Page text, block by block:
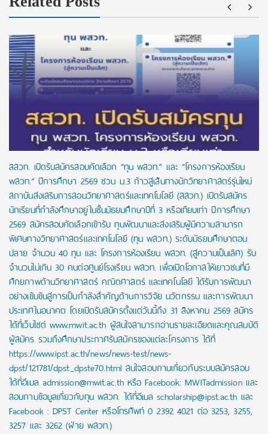
สสวท. เปิดรับสมัครสอบคัดเลือก “ทุน พสวท.” และ “โครงการห้องเรียน
พสวท.” ปีการศึกษา 2569 ชวน ม.3 ก้าวสู่เส้นทางนักวิทยาศาสตร์รุ่นใหม่
สถาบันส่งเสริมการสอนวิทยาศาสตร์และเทคโนโลยี (สสวท.) เปิดรับสมัคร
นักเรียนที่กำลังศึกษาอยู่ในชั้นมัธยมศึกษาปีที่ 3 หรือเทียบเท่า ปีการศึกษา
2569 สมัครสอบคัดเลือกเข้ารับ ทุนพัฒนาและส่งเสริมผู้มีความสามารถ
พิเศษทางวิทยาศาสตร์และเทคโนโลยี (ทุน พสวท.) ระดับมัธยมศึกษาตอน
ปลาย จำนวน 40 ทุน และ โครงการห้องเรียน พสวท. (สู่ความเป็นเลิศ) รับ
จำนวนไม่เกิน 30 คนต่อศูนย์โรงเรียน พสวท. เพื่อเปิดโอกาสให้เยาวชนที่มี
ศักยภาพด้านวิทยาศาสตร์ คณิตศาสตร์ และเทคโนโลยี ได้รับการพัฒนา
อย่างเข้มข้นสู่การเป็นกำลังสำคัญด้านการวิจัย นวัตกรรม และการพัฒนา
ประเทศในอนาคต โดยเปิดรับสมัครตั้งแต่วันนี้ถึง 31 สิงหาคม 2569 สมัคร
ได้ที่เว็บไซต์ www.mwit.ac.th ผู้สนใจสามารถอ่านรายละเอียดและคุณสมบัติ
ผู้สมัคร รวมถึงศึกษาประกาศรับสมัครของแต่ละโครงการ ได้ที่
https://www.ipst.ac.th/news/news-test/news-
dpst/121781/dpst_dpste70.html สนใจสอบถามเกี่ยวกับระบบสมัครสอบ
ได้ที่อีเมล admission@mwit.ac.th หรือ Facebook: MWITadmission และ
สอบถามข้อมูลเกี่ยวกับทุน พสวท. ได้ที่อีเมล scholarship@ipst.ac.th และ
Facebook : DPST Center หรือโทรศัพท์ 0 2392 4021 ต่อ 3253, 3255,
3257 และ 3262 (ฝ่าย พสวท.)